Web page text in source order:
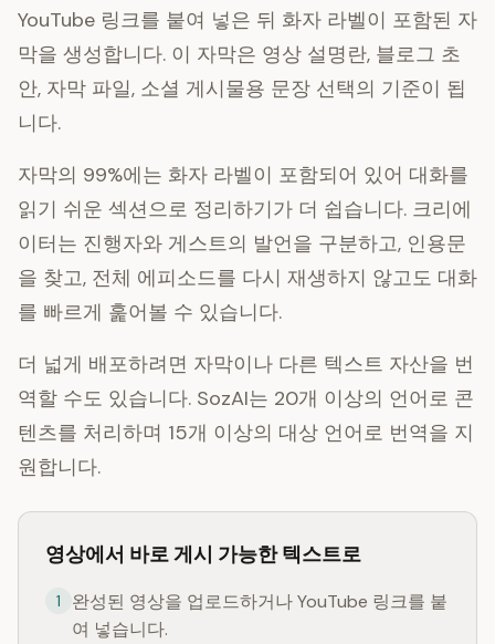
YouTube 링크를 붙여 넣은 뒤 화자 라벨이 포함된 자
막을 생성합니다. 이 자막은 영상 설명란, 블로그 초
안, 자막 파일, 소셜 게시물용 문장 선택의 기준이 됩
니다.
자막의 99%에는 화자 라벨이 포함되어 있어 대화를
읽기 쉬운 섹션으로 정리하기가 더 쉽습니다. 크리에
이터는 진행자와 게스트의 발언을 구분하고, 인용문
을 찾고, 전체 에피소드를 다시 재생하지 않고도 대화
를 빠르게 훑어볼 수 있습니다.
더 넓게 배포하려면 자막이나 다른 텍스트 자산을 번
역할 수도 있습니다. SozAI는 20개 이상의 언어로 콘
텐츠를 처리하며 15개 이상의 대상 언어로 번역을 지
원합니다.
영상에서 바로 게시 가능한 텍스트로
1
완성된 영상을 업로드하거나 YouTube 링크를 붙
여 넣습니다.